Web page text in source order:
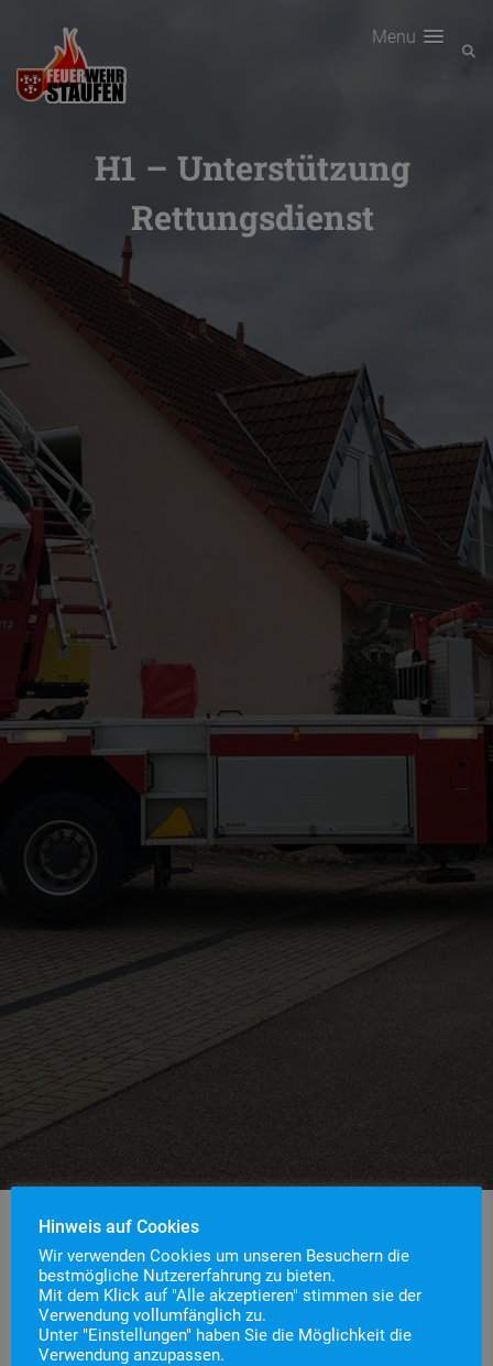
Menu
H1 – Unterstützung
Rettungsdienst
Einsatznummer
100
Einsatzstichwort
H1 – Unterstützung
Rettungsdienst
Hinweis auf Cookies
Wir verwenden Cookies um unseren Besuchern die
bestmögliche Nutzererfahrung zu bieten.
Mit dem Klick auf "Alle akzeptieren" stimmen sie der
Verwendung vollumfänglich zu.
Unter "Einstellungen" haben Sie die Möglichkeit die
Verwendung anzupassen.